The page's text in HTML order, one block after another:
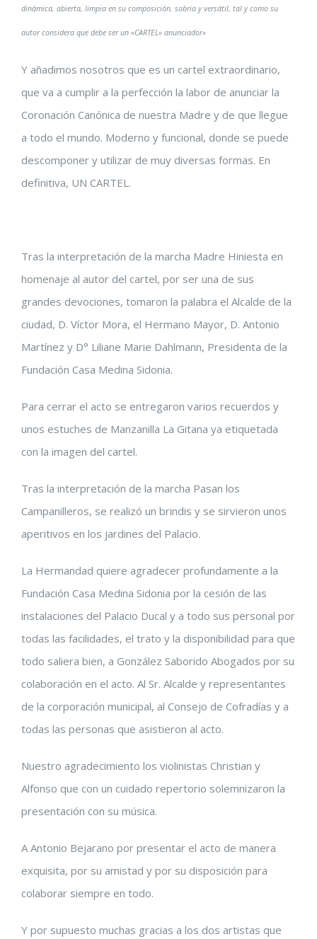
dinámica, abierta, limpia en su composición, sobria y versátil, tal y como su
autor considera que debe ser un «CARTEL» anunciador»
Y añadimos nosotros que es un cartel extraordinario,
que va a cumplir a la perfección la labor de anunciar la
Coronación Canónica de nuestra Madre y de que llegue
a todo el mundo. Moderno y funcional, donde se puede
descomponer y utilizar de muy diversas formas. En
definitiva, UN CARTEL.
Tras la interpretación de la marcha Madre Hiniesta en
homenaje al autor del cartel, por ser una de sus
grandes devociones, tomaron la palabra el Alcalde de la
ciudad, D. Víctor Mora, el Hermano Mayor, D. Antonio
Martínez y D° Liliane Marie Dahlmann, Presidenta de la
Fundación Casa Medina Sidonia.
Para cerrar el acto se entregaron varios recuerdos y
unos estuches de Manzanilla La Gitana ya etiquetada
con la imagen del cartel.
Tras la interpretación de la marcha Pasan los
Campanilleros, se realizó un brindis y se sirvieron unos
aperitivos en los jardines del Palacio.
La Hermandad quiere agradecer profundamente a la
Fundación Casa Medina Sidonia por la cesión de las
instalaciones del Palacio Ducal y a todo sus personal por
todas las facilidades, el trato y la disponibilidad para que
todo saliera bien, a González Saborido Abogados por su
colaboración en el acto. Al Sr. Alcalde y representantes
de la corporación municipal, al Consejo de Cofradías y a
todas las personas que asistieron al acto.
Nuestro agradecimiento los violinistas Christian y
Alfonso que con un cuidado repertorio solemnizaron la
presentación con su música.
A Antonio Bejarano por presentar el acto de manera
exquisita, por su amistad y por su disposición para
colaborar siempre en todo.
Y por supuesto muchas gracias a los dos artistas que